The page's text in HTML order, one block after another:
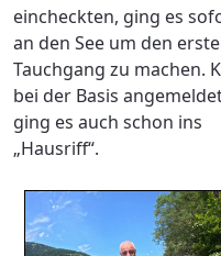
eincheckten, ging es
an den See um den
Tauchgang zu machen.
bei der Basis
ging es auch schon ins
„Hausriff“.